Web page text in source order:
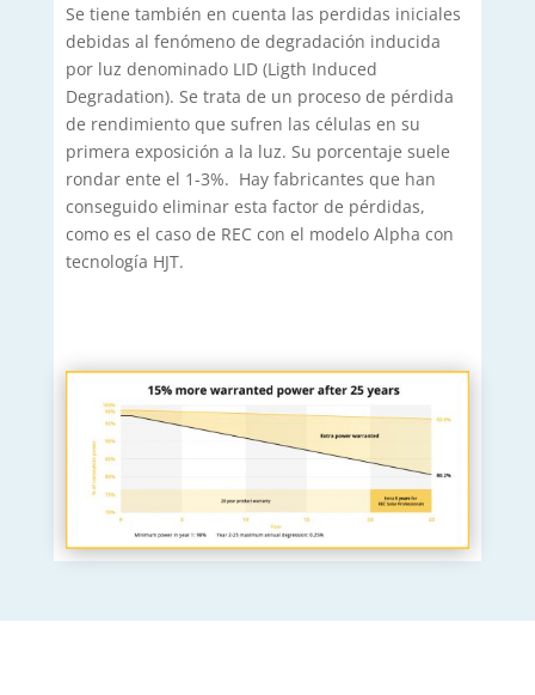
Se tiene también en cuenta las perdidas iniciales
debidas al fenómeno de degradación inducida
por luz denominado LID (Ligth Induced
Degradation). Se trata de un proceso de pérdida
de rendimiento que sufren las células en su
primera exposición a la luz. Su porcentaje suele
rondar ente el 1-3%. Hay fabricantes que han
conseguido eliminar esta factor de pérdidas,
como es el caso de REC con el modelo Alpha con
tecnología HJT.